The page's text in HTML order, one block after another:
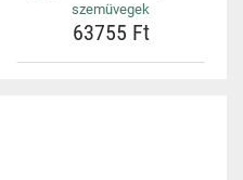
szemüvegek
63755 Ft